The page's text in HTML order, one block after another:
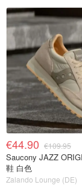
€44.90 €109.95
Saucony JAZZ ORIGINAL 低帮休闲
鞋 白色
Zalando Lounge (DE)